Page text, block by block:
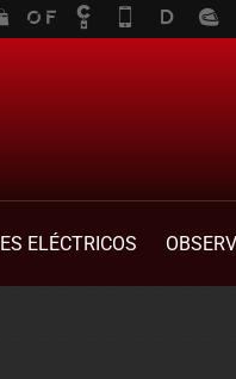
ELÉCTRICOS